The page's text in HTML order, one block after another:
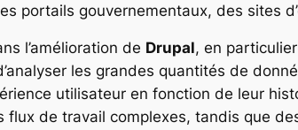
portails gouvernementaux, des sites
l’amélioration de Drupal, en
les grandes quantités de
utilisateur en fonction de leur
flux de travail complexes, tandis que